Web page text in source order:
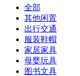
全部
其他闲置
出行交通
服装鞋帽
家居家具
母婴玩具
图书文具